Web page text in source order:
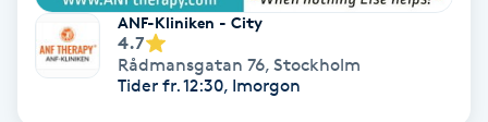
Kosmetisk tatuering
Kostrådgivning
ANF-Kliniken - City
4.7
Rådmansgatan 76, Stockholm
Tider fr. 12:30, Imorgon